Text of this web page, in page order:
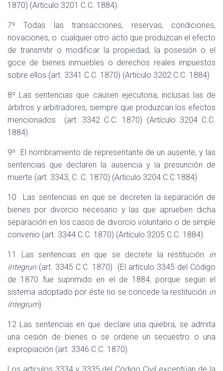
1870) (Artículo 3201 C.C. 1884).
7º Todas las transacciones, reservas, condiciones,
novaciones, o cualquier otro acto que produzcan el efecto
de transmitir o modificar la propiedad, la posesión o el
goce de bienes inmuebles o derechos reales impuestos
sobre ellos (art. 3341 C.C. 1870) (Artículo 3202 C.C. 1884)
8º Las sentencias que causen ejecutoria, inclusas las de
árbitros y arbitradores, siempre que produzcan los efectos
mencionados
(art. 3342 C.C. 1870) (Artículo 3204 C.C.
1884).
9º
El nombramiento de representante de un ausente, y las
sentencias que declaren la ausencia y la presunción de
muerte (art. 3343, C. C. 1870) (Artículo 3204 C.C 1884)
10
Las sentencias en que se decreten la separación de
bienes por divorcio necesario y las que aprueben dicha
separación en los casos de divorcio voluntario o de simple
convenio (art. 3344 C.C. 1870) (Artículo 3205 C.C. 1884).
11 Las sentencias en que se decrete la restitución in
íntegrun(art. 3345 C.C. 1870)
(El artículo 3345 del Código
de 1870 fue suprimido en el de 1884, porque según el
sistema adoptado por éste no se concede la restitución in
íntegrum)
12 Las sentencias en que declare una quiebra, se admita
una cesión de bienes o se ordene un secuestro o una
expropiación (art. 3346 C.C. 1870)